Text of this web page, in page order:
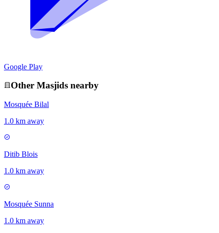
Google Play
Other Masjids nearby
Mosquée Bilal
1.0 km away
Ditib Blois
1.0 km away
Mosquée Sunna
1.0 km away